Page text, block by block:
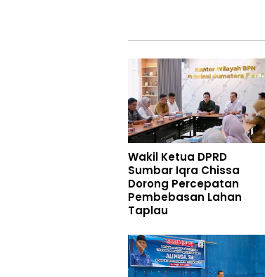
Wakil Ketua DPRD
Sumbar Iqra Chissa
Dorong Percepatan
Pembebasan Lahan
Taplau